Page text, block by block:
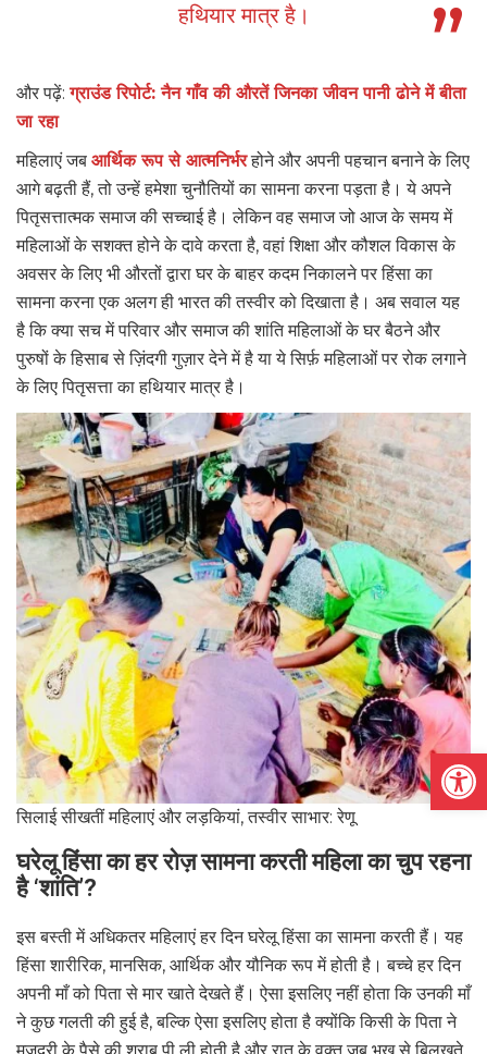
हथियार मात्र है।
और पढ़ें:ग्राउंड रिपोर्ट: नैन गाँव की औरतें जिनका जीवन पानी ढोने में बीता
जा रहा
महिलाएं जब आर्थिक रूप से आत्मनिर्भरहोने और अपनी पहचान बनाने के लिए
आगे बढ़ती हैं, तो उन्हें हमेशा चुनौतियों का सामना करना पड़ता है। ये अपने
पितृसत्तात्मक समाज की सच्चाई है। लेकिन वह समाज जो आज के समय में
महिलाओं के सशक्त होने के दावे करता है, वहां शिक्षा और कौशल विकास के
अवसर के लिए भी औरतों द्वारा घर के बाहर कदम निकालने पर हिंसा का
सामना करना एक अलग ही भारत की तस्वीर को दिखाता है। अब सवाल यह
है कि क्या सच में परिवार और समाज की शांति महिलाओं के घर बैठने और
पुरुषों के हिसाब से ज़िंदगी गुज़ार देने में है या ये सिर्फ़ महिलाओं पर रोक लगाने
के लिए पितृसत्ता का हथियार मात्र है।
सिलाई सीखतीं महिलाएं और लड़कियां, तस्वीर साभार: रेणू
घरेलू हिंसा का हर रोज़ सामना करती महिला का चुप रहना
है ‘शांति’?
इस बस्ती में अधिकतर महिलाएं हर दिन घरेलू हिंसा का सामना करती हैं। यह
हिंसा शारीरिक, मानसिक, आर्थिक और यौनिक रूप में होती है। बच्चे हर दिन
अपनी माँ को पिता से मार खाते देखते हैं। ऐसा इसलिए नहीं होता कि उनकी माँ
ने कुछ गलती की हुई है, बल्कि ऐसा इसलिए होता है क्योंकि किसी के पिता ने